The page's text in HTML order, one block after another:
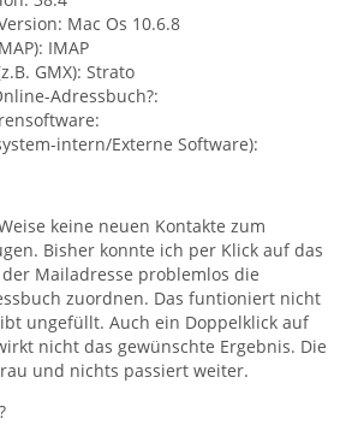
Mac Os 10.6.8
IMAP
GMX): Strato
Adressbuch?:
intern/Externe Software):
keine neuen Kontakte zum
Bisher konnte ich per Klick auf das
Mailadresse problemlos die
zuordnen. Das funtioniert nicht
ungefüllt. Auch ein Doppelklick auf
nicht das gewünschte Ergebnis. Die
und nichts passiert weiter.